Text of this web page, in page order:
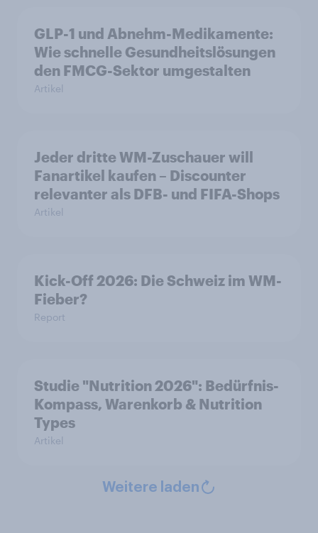
GLP-1 und Abnehm-Medikamente:
Wie schnelle Gesundheitslösungen
den FMCG-Sektor umgestalten
Artikel
Jeder dritte WM-Zuschauer will
Fanartikel kaufen – Discounter
relevanter als DFB- und FIFA-Shops
Artikel
Kick-Off 2026: Die Schweiz im WM-
Fieber?​
Report
Studie "Nutrition 2026": Bedürfnis-
Kompass, Warenkorb & Nutrition
Types
Artikel
Weitere laden